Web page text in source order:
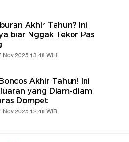
Akhir Tahun? Ini
biar Nggak Tekor Pas
Nov 2025 13:48 WIB
Akhir Tahun! Ini
yang Diam-diam
Dompet
Nov 2025 12:48 WIB